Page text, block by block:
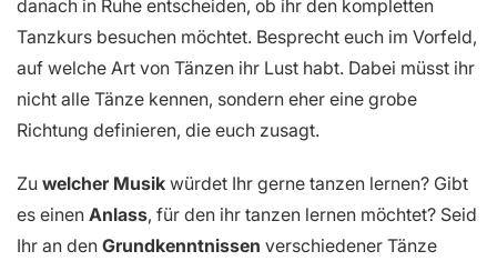
danach in Ruhe entscheiden, ob ihr den kompletten
Tanzkurs besuchen möchtet. Besprecht euch im Vorfeld,
auf welche Art von Tänzen ihr Lust habt. Dabei müsst ihr
nicht alle Tänze kennen, sondern eher eine grobe
Richtung definieren, die euch zusagt.
Zu welcher Musik würdet Ihr gerne tanzen lernen? Gibt
es einen Anlass, für den ihr tanzen lernen möchtet? Seid
Ihr an den Grundkenntnissen verschiedener Tänze